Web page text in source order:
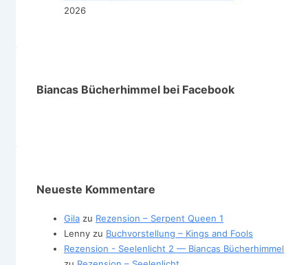
2026
Biancas Bücherhimmel bei Facebook
Neueste Kommentare
Gila zu Rezension – Serpent Queen 1
Lenny zu Buchvorstellung – Kings and Fools
Rezension - Seelenlicht 2 — Biancas Bücherhimmel